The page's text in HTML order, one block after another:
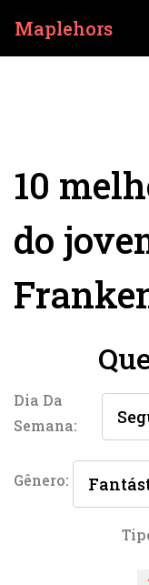
Maplehors
10
do
Dia Da
Semana:
Gênero: